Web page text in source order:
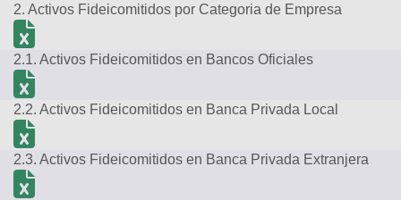
2. Activos Fideicomitidos por Categoria de Empresa
2.1. Activos Fideicomitidos en Bancos Oficiales
2.2. Activos Fideicomitidos en Banca Privada Local
2.3. Activos Fideicomitidos en Banca Privada Extranjera